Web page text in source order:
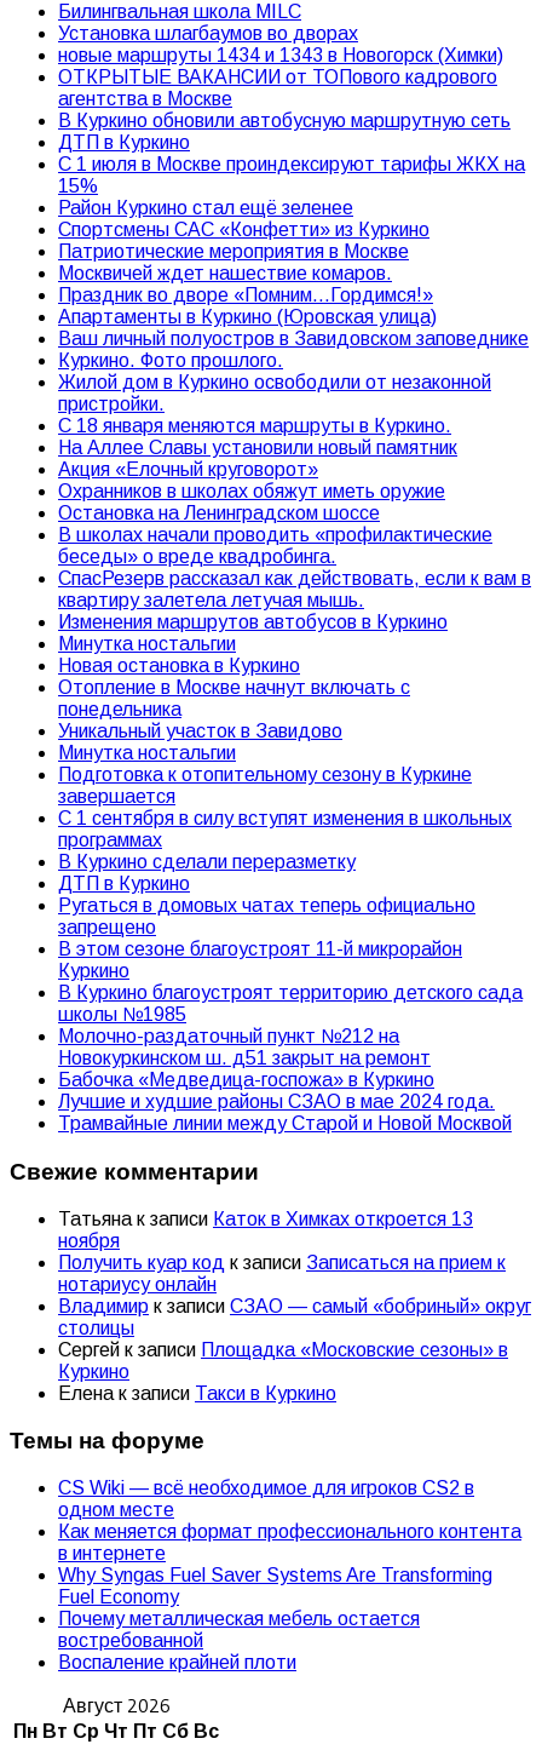
Билингвальная школа MILC
Установка шлагбаумов во дворах
новые маршруты 1434 и 1343 в Новогорск (Химки)
ОТКРЫТЫЕ ВАКАНСИИ от ТОПового кадрового
агентства в Москве
В Куркино обновили автобусную маршрутную сеть
ДТП в Куркино
С 1 июля в Москве проиндексируют тарифы ЖКХ на
15%
Район Куркино стал ещё зеленее
Спортсмены САС «Конфетти» из Куркино
Патриотические мероприятия в Москве
Москвичей ждет нашествие комаров.
Праздник во дворе «Помним…Гордимся!»
Апартаменты в Куркино (Юровская улица)
Ваш личный полуостров в Завидовском заповеднике
Куркино. Фото прошлого.
Жилой дом в Куркино освободили от незаконной
пристройки.
С 18 января меняются маршруты в Куркино.
На Аллее Славы установили новый памятник
Акция «Елочный круговорот»
Охранников в школах обяжут иметь оружие
Остановка на Ленинградском шоссе
В школах начали проводить «профилактические
беседы» о вреде квадробинга.
СпасРезерв рассказал как действовать, если к вам в
квартиру залетела летучая мышь.
Изменения маршрутов автобусов в Куркино
Минутка ностальгии
Новая остановка в Куркино
Отопление в Москве начнут включать с
понедельника
Уникальный участок в Завидово
Минутка ностальгии
Подготовка к отопительному сезону в Куркине
завершается
С 1 сентября в силу вступят изменения в школьных
программах
В Куркино сделали переразметку
ДТП в Куркино
Ругаться в домовых чатах теперь официально
запрещено
В этом сезоне благоустроят 11-й микрорайон
Куркино
В Куркино благоустроят территорию детского сада
школы №1985
Молочно-раздаточный пункт №212 на
Новокуркинском ш. д51 закрыт на ремонт
Бабочка «Медведица-госпожа» в Куркино
Лучшие и худшие районы СЗАО в мае 2024 года.
Трамвайные линии между Старой и Новой Москвой
Свежие комментарии
Татьяна к записи Каток в Химках откроется 13
ноября
Получить куар код к записи Записаться на прием к
нотариусу онлайн
Владимир к записи СЗАО — самый «бобриный» округ
столицы
Сергей к записи Площадка «Московские сезоны» в
Куркино
Елена к записи Такси в Куркино
Темы на форуме
CS Wiki — всё необходимое для игроков CS2 в
одном месте
Как меняется формат профессионального контента
в интернете
Why Syngas Fuel Saver Systems Are Transforming
Fuel Economy
Почему металлическая мебель остается
востребованной
Воспаление крайней плоти
Август 2026
Пн Вт Ср Чт Пт Сб Вс